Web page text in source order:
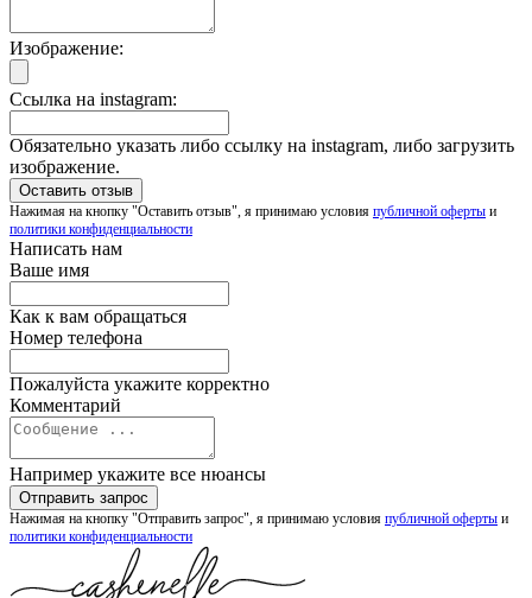
Изображение:
Ссылка на instagram:
Обязательно указать либо ссылку на instagram, либо загрузить
изображение.
Нажимая на кнопку "Оставить отзыв", я принимаю условия публичной оферты и
политики конфиденциальности
Написать нам
Ваше имя
Как к вам обращаться
Номер телефона
Пожалуйста укажите корректно
Комментарий
Например укажите все нюансы
Нажимая на кнопку "Отправить запрос", я принимаю условия публичной оферты и
политики конфиденциальности